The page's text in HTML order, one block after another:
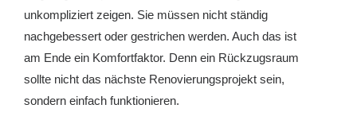
unkompliziert zeigen. Sie müssen nicht ständig
nachgebessert oder gestrichen werden. Auch das ist
am Ende ein Komfortfaktor. Denn ein Rückzugsraum
sollte nicht das nächste Renovierungsprojekt sein,
sondern einfach funktionieren.